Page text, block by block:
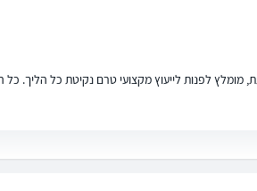
מומלץ לפנות לייעוץ מקצועי טרם נקיטת כל הליך.